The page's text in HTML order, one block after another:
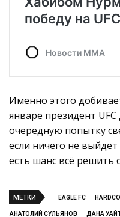
Именно этого
январе президент
очередную попытку
если ничего не
есть шанс всё решить
МЕТКИ EAGLE FC
АНАТОЛИЙ СУЛЬЯНОВ ДАНА